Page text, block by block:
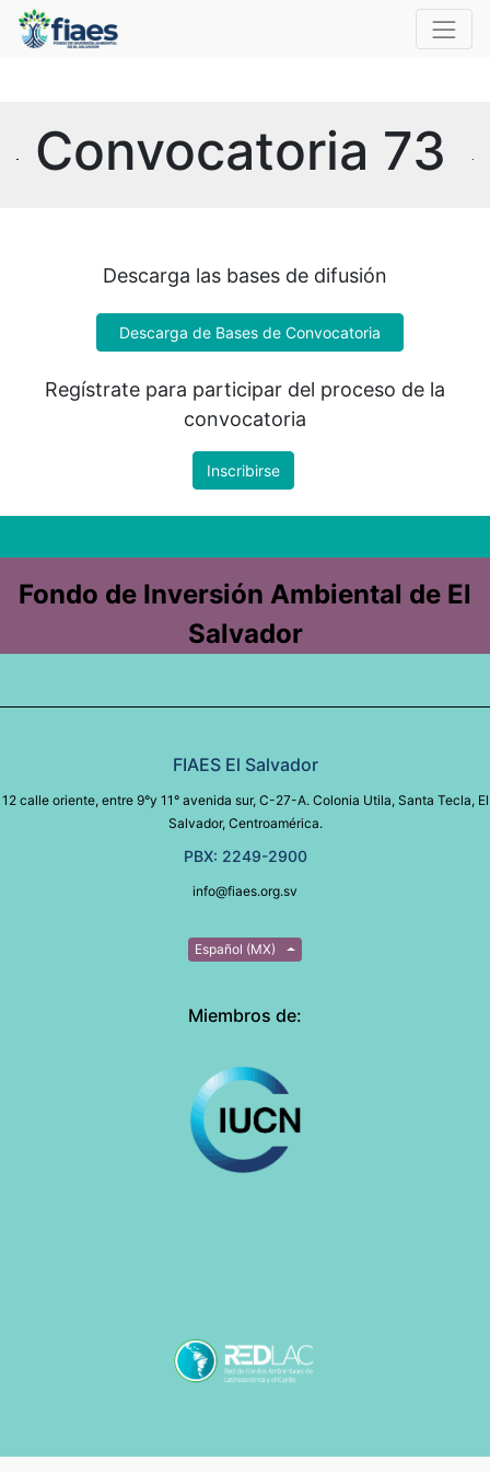
Convocatoria 73
Descarga las bases de difusión
Descarga de Bases de Convocatoria
Regístrate para participar del proceso de la
convocatoria
Inscribirse
Fondo de Inversión Ambiental de El
Salvador
FIAES El Salvador
12 calle oriente, entre 9°y 11° avenida sur, C-27-A. Colonia Utila, Santa Tecla, El
Salvador, Centroamérica.
PBX: 2249-2900
info@fiaes.org.sv
Español (MX)
Miembros de: